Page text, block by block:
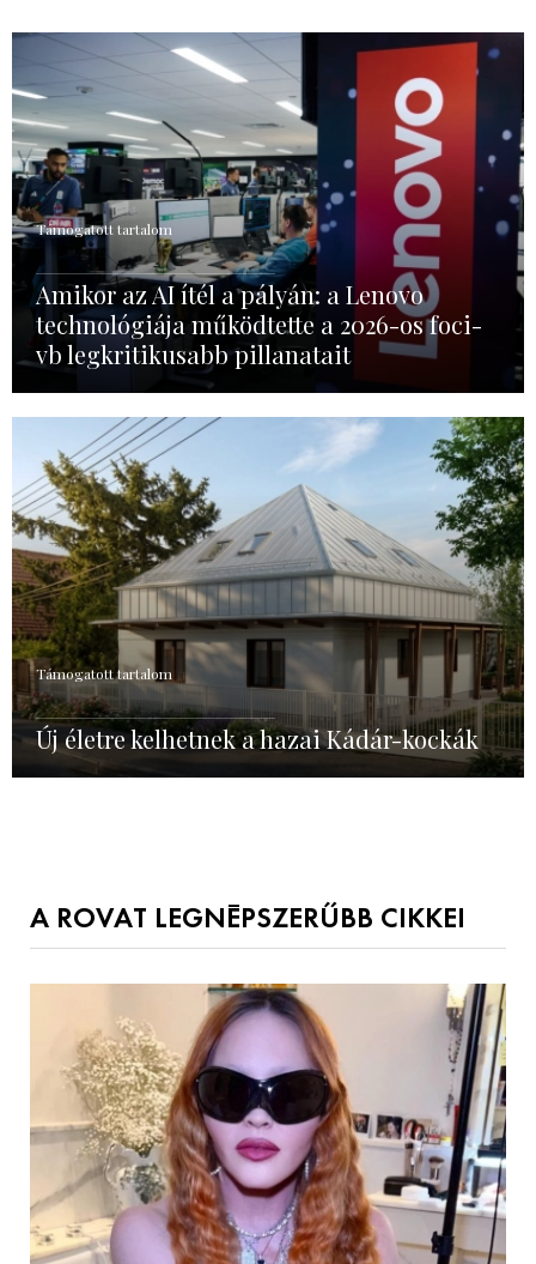
Támogatott tartalom
Amikor az AI ítél a pályán: a Lenovo
technológiája működtette a 2026-os foci-
vb legkritikusabb pillanatait
Támogatott tartalom
Új életre kelhetnek a hazai Kádár-kockák
A ROVAT LEGNÉPSZERŰBB CIKKEI